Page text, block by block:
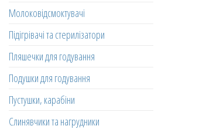
Молоковідсмоктувачі
Підігрівачі та стерилізатори
Пляшечки для годування
Подушки для годування
Пустушки, карабіни
Слинявчики та нагрудники